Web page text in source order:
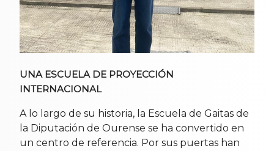
UNA ESCUELA DE PROYECCIÓN
INTERNACIONAL
A lo largo de su historia, la Escuela de Gaitas de
la Diputación de Ourense se ha convertido en
un centro de referencia. Por sus puertas han